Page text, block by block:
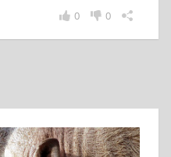
0
0